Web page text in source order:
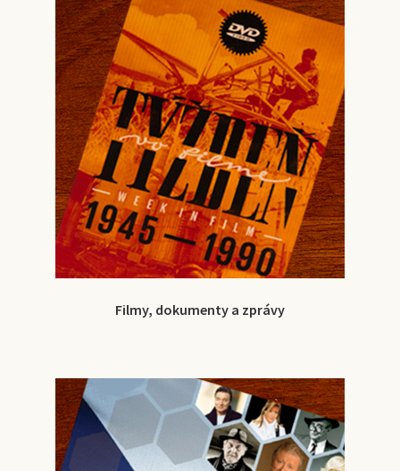
Filmy, dokumenty a zprávy